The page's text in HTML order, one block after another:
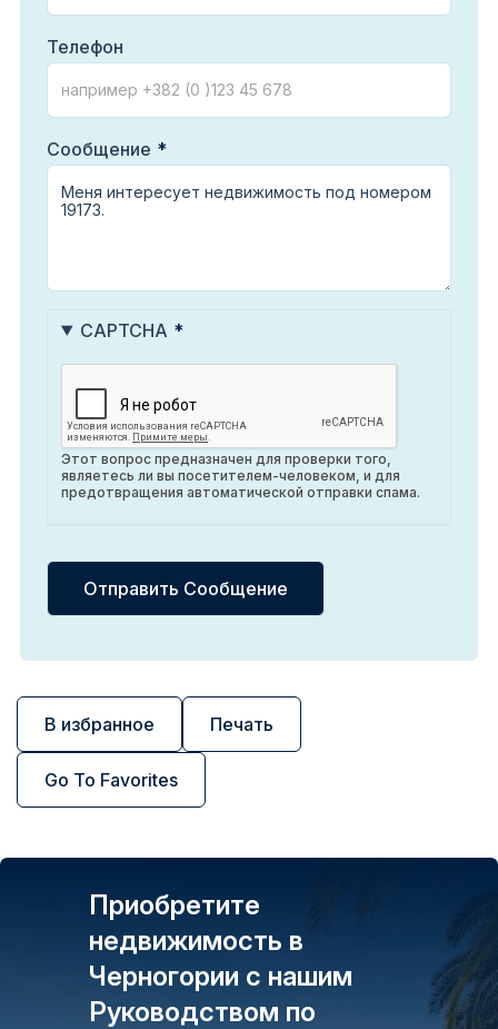
В избранное Печать
Go To Favorites
Телефон
Сообщение
CAPTCHA
Этот вопрос предназначен для проверки того,
являетесь ли вы посетителем-человеком, и для
предотвращения автоматической отправки спама.
Приобретите
недвижимость в
Черногории с нашим
Руководством по